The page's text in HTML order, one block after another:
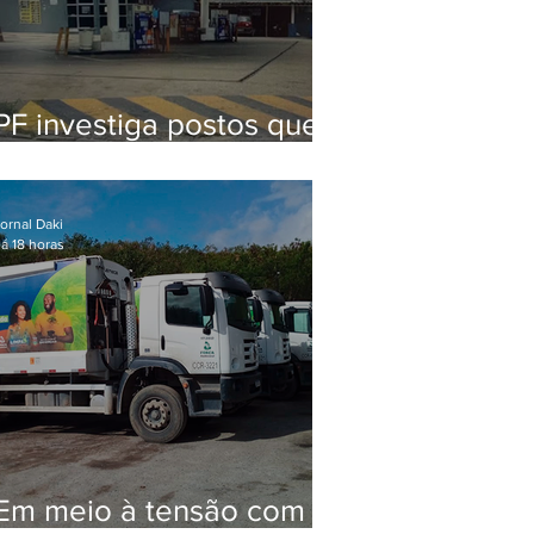
investiga postos que
de secretário
em 2020
meio à tensão com
Daki
18 horas